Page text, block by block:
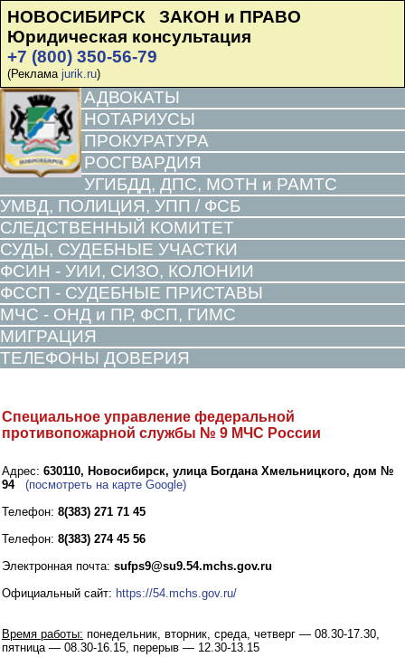
НОВОСИБИРСК ЗАКОН и ПРАВО
Юридическая консультация
+7 (800) 350-56-79
(Реклама jurik.ru)
АДВОКАТЫ
НОТАРИУСЫ
ПРОКУРАТУРА
РОСГВАРДИЯ
УГИБДД, ДПС, МОТН и РАМТС
УМВД, ПОЛИЦИЯ, УПП / ФСБ
СЛЕДСТВЕННЫЙ КОМИТЕТ
СУДЫ, СУДЕБНЫЕ УЧАСТКИ
ФСИН - УИИ, СИЗО, КОЛОНИИ
ФССП - СУДЕБНЫЕ ПРИСТАВЫ
МЧС - ОНД и ПР, ФСП, ГИМС
МИГРАЦИЯ
ТЕЛЕФОНЫ ДОВЕРИЯ
Специальное управление федеральной
противопожарной службы № 9 МЧС России
Адрес: 630110, Новосибирск, улица Богдана Хмельницкого, дом №
94
(посмотреть на карте Google)
Телефон: 8(383) 271 71 45
Телефон: 8(383) 274 45 56
Электронная почта: sufps9@su9.54.mchs.gov.ru
Официальный сайт: https://54.mchs.gov.ru/
Время работы: понедельник, вторник, среда, четверг — 08.30-17.30,
пятница — 08.30-16.15, перерыв — 12.30-13.15